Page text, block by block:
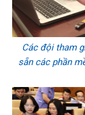
Các đội tham
sẵn các phần